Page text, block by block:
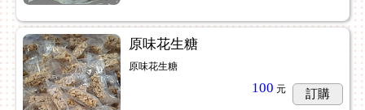
原味花生糖
原味花生糖
100 元 訂購